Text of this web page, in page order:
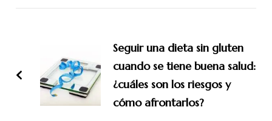
de
Seguir una dieta sin gluten
cuando se tiene buena salud:
¿cuáles son los riesgos y
cómo afrontarlos?